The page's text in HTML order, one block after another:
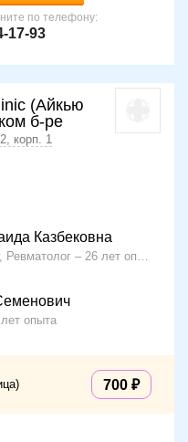
по телефону:
17-93
(Айкью
б-ре
корп. 1
Казбековна
Ревматолог 26 лет опыта
опыта
700